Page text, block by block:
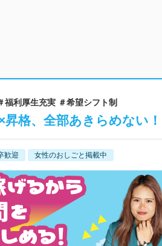
利厚生充実 ＃希望シフト制
格、全部あきらめない！
歓迎 女性のおしごと掲載中